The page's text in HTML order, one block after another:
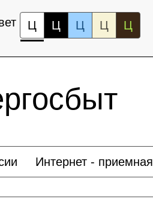
Ц Ц Ц Ц Ц
Интернет - приемная